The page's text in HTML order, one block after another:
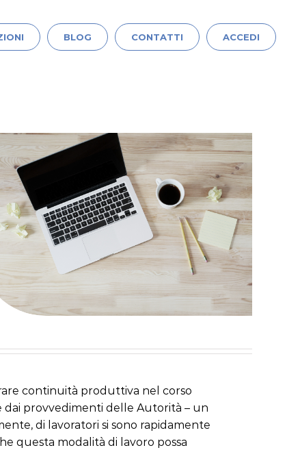
BLOG CONTATTI ACCEDI
continuità produttiva nel corso
dai provvedimenti delle Autorità – un
di lavoratori si sono rapidamente
questa modalità di lavoro possa